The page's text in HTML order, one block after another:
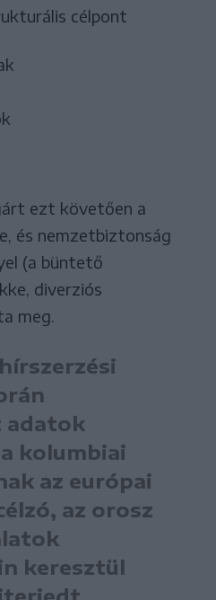
célpont
ezt követően a
és nemzetbiztonság
(a büntető
diverziós
meg.
adatok
kolumbiai
az európai
az orosz
keresztül